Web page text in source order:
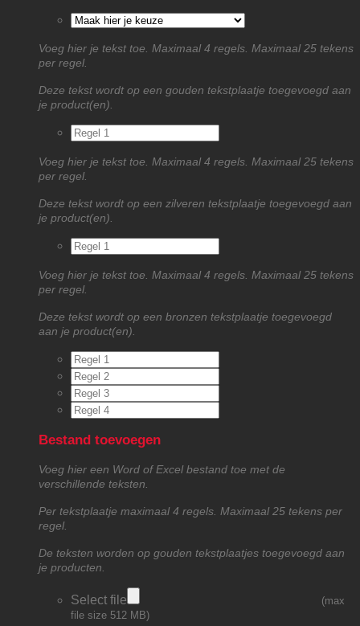
Voeg hier je tekst toe. Maximaal 4 regels. Maximaal 25 tekens
per regel.
Deze tekst wordt op een gouden tekstplaatje toegevoegd aan
je product(en).
Voeg hier je tekst toe. Maximaal 4 regels. Maximaal 25 tekens
per regel.
Deze tekst wordt op een zilveren tekstplaatje toegevoegd aan
je product(en).
Voeg hier je tekst toe. Maximaal 4 regels. Maximaal 25 tekens
per regel.
Deze tekst wordt op een bronzen tekstplaatje toegevoegd
aan je product(en).
Bestand toevoegen
Voeg hier een Word of Excel bestand toe met de
verschillende teksten.
Per tekstplaatje maximaal 4 regels. Maximaal 25 tekens per
regel.
De teksten worden op gouden tekstplaatjes toegevoegd aan
je producten.
Select file
(max
file size 512 MB)